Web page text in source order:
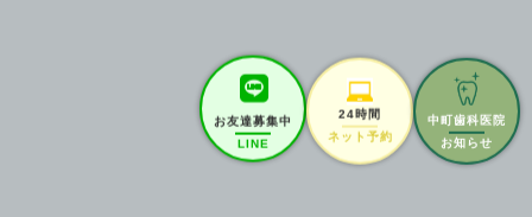
お友達募集中
LINE
24時間
ネット予約
中町歯科医院
お知らせ